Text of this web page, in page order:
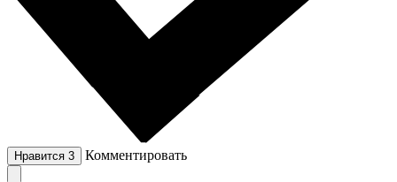
Нравится 3 Комментировать